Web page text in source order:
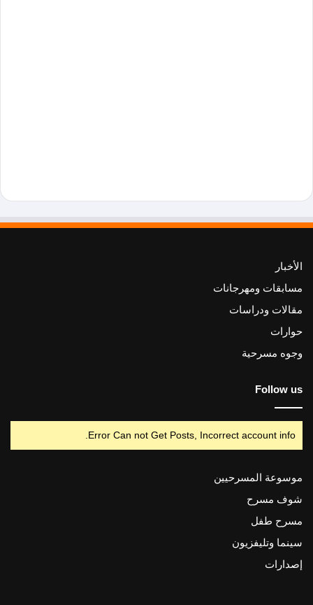
الأخبار
مسابقات ومهرجانات
مقالات ودراسات
حوارات
وجوه مسرحية
Follow us
Error Can not Get Posts, Incorrect account info.
موسوعة المسرحيين
شوف مسرح
مسرح طفل
سينما وتليفزيون
إصدارات